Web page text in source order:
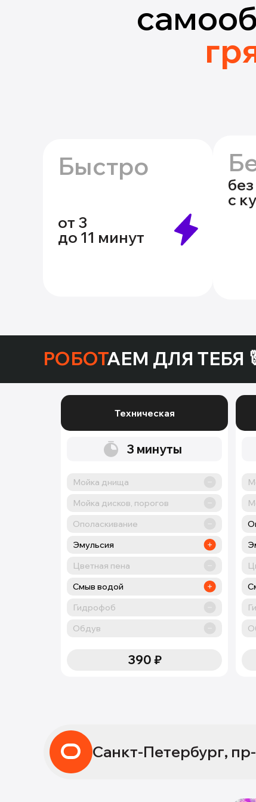
Быстро
от 3
до 11 минут
с
РОБОТАЕМ ДЛЯ ТЕБЯ
Техническая
3 минуты
Мойка днища
Мойка дисков, порогов
Ополаскивание
Эмульсия
Цветная пена
Смыв водой
Гидрофоб
Обдув
390 ₽
Санкт-Петербург,